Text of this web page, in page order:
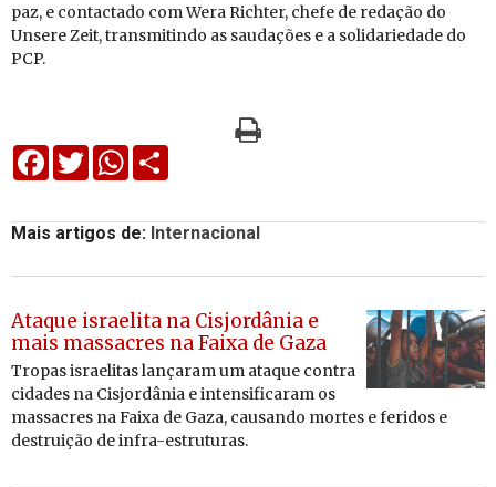
paz, e con­tac­tado com Wera Ri­chter, chefe de re­dação do
Un­sere Zeit, trans­mi­tindo as sau­da­ções e a so­li­da­ri­e­dade do
PCP.
Facebook
Twitter WhatsApp
Mais artigos de: Internacional
Ataque israelita na Cisjordânia e
mais massacres na Faixa de Gaza
Tropas is­ra­e­litas lan­çaram um ataque contra
ci­dades na Cis­jor­dânia e in­ten­si­fi­caram os
mas­sa­cres na Faixa de Gaza, cau­sando mortes e fe­ridos e
des­truição de infra-es­tru­turas.